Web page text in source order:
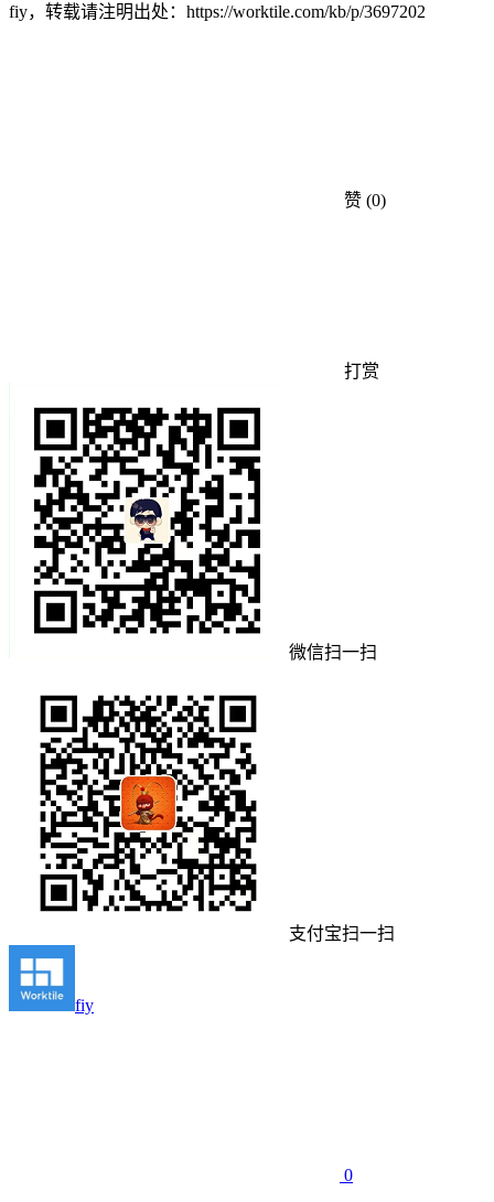
fiy，转载请注明出处： https://worktile.com/kb/p/3697202
赞 (0)
打赏
微信扫一扫
支付宝扫一扫
fiy
0